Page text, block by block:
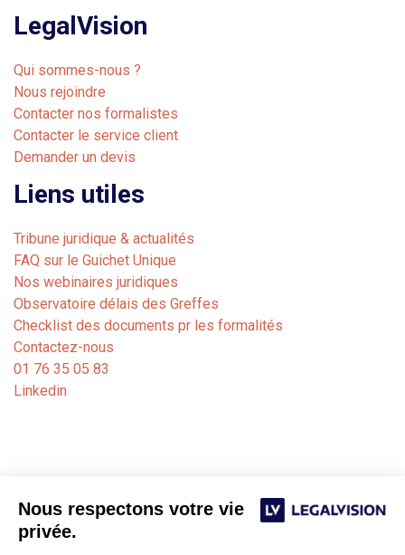
Nous respectons votre vie
privée.
LegalVision
Qui sommes-nous ?
Nous rejoindre
Contacter nos formalistes
Contacter le service client
Demander un devis
Liens utiles
Tribune juridique & actualités
FAQ sur le Guichet Unique
Nos webinaires juridiques
Observatoire délais des Greffes
Checklist des documents pr les formalités
Contactez-nous
01 76 35 05 83
Linkedin